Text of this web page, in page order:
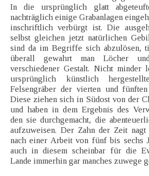
In die ursprünglich glatt
nachträglich einige Grabanlagen
inschriftlich verbürgt ist. Die
selbst gleichen jetzt natürlichen
sind da im Begriffe sich abzulösen,
überall gewahrt man Löcher
verschiedener Gestalt. Nicht minder
ursprünglich künstlich
Felsengräber der vierten und fünften
Diese ziehen sich in Südost von der
und haben in dem Ergebnis des
den sie durchgemacht, die
aufzuweisen. Der Zahn der Zeit nagt
nach einer Arbeit von fünf bis sechs
auch in diesem scheinbar für die
Lande immerhin gar manches zuwege